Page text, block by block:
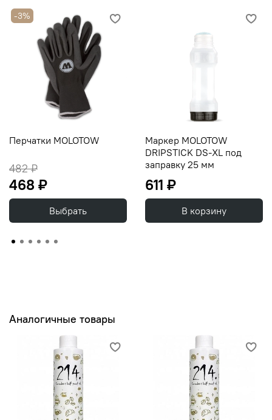
-3%
Перчатки MOLOTOW
482 ₽
468 ₽
Выбрать
Маркер MOLOTOW
DRIPSTICK DS-XL под
заправку 25 мм
611 ₽
В корзину
Аналогичные товары